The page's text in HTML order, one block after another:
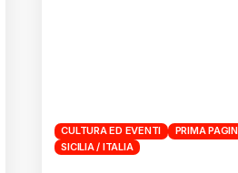
CULTURA ED EVENTI
PRIMA
SICILIA / ITALIA